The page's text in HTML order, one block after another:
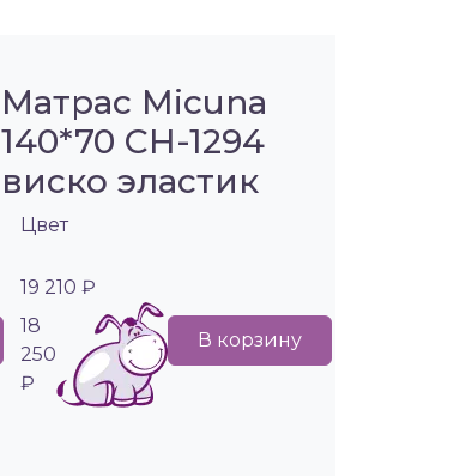
Матрас Micuna
140*70 CH-1294
виско эластик
Цвет
19 210 ₽
18
250
₽
В корзину